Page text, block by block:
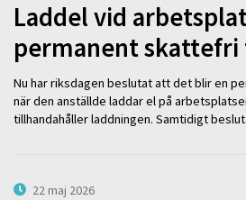
Laddel vid
permanent skattefri
Nu har riksdagen beslutat att det blir en
när den anställde laddar el på
tillhandahåller laddningen. Samtidigt
22 maj 2026